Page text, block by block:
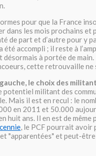
pour que la France
dans les mois prochains et
de part et d’autre pour y
accompli ; il reste à
à portée de
cette retrouvaille ne
le choix des
potentiel militant des
Mais il est en recul : le
en 2011 et 50.000
huit ans. Il en est de
, le PCF pourrait avoir
"apparentées" et peut-